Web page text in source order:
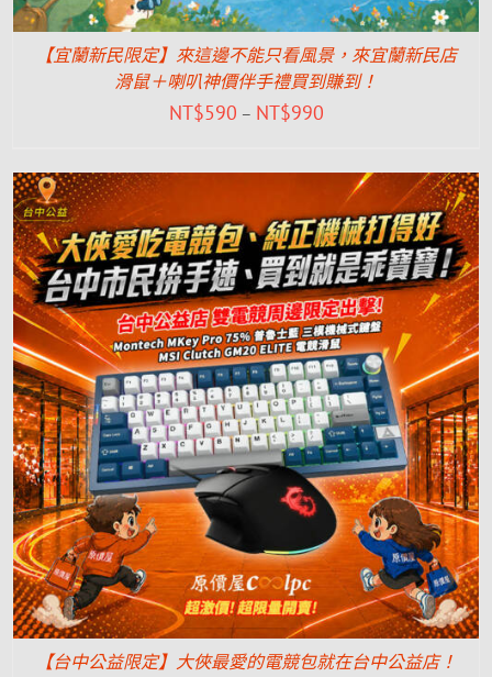
【宜蘭新民限定】來這邊不能只看風景，來宜蘭新民店
滑鼠＋喇叭神價伴手禮買到賺到！
NT$590 – NT$990
【台中公益限定】大俠最愛的電競包就在台中公益店！